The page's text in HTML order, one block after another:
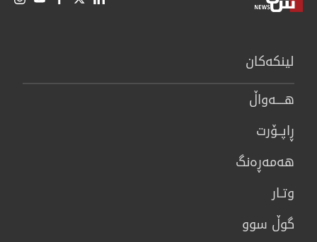
لینكەكان
هــــه‌واڵ
ڕاپــۆرت
هه‌مه‌ڕه‌نگ
وتـار
گوڵ سوو